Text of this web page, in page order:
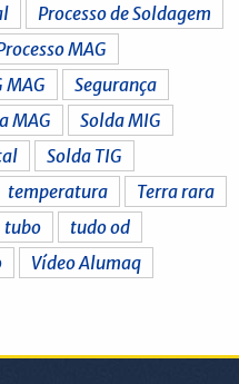
Processo de Soldagem
MAG
MAG
Segurança
MAG
Solda MIG
Solda TIG
temperatura
Terra rara
tubo
tudo od
Vídeo Alumaq